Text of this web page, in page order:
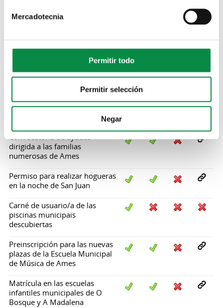
Mercadotecnia
Permitir todo
Permitir selección
Negar
Programa de Vivendas Baleiras
Convocatoria de subvenciones
a entidades de iniciativa social
sin ánimo de lucro para la
promoción de actividades
complementarias a los
servicios sociales comunitarios
e inclusión social del
Convocatoria de ayudas
dirigida a las familias
numerosas de Ames
Permiso para realizar hogueras
en la noche de San Juan
Carné de usuario/a de las
piscinas municipais
descubiertas
Preinscripción para las nuevas
plazas de la Escuela Municipal
de Música de Ames
Matrícula en las escuelas
infantiles municipales de O
Bosque y A Madalena